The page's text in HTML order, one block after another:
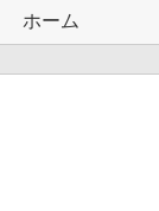
ホーム